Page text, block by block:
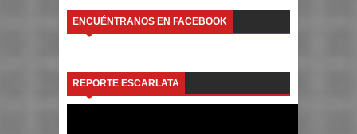
ENCUÉNTRANOS EN FACEBOOK
REPORTE ESCARLATA